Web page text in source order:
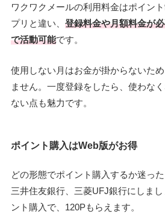
ワクワクメールの利用料金はポイン
プリと違い、 登録料金や月額料金が
で活動可能です。
使用しない月はお金が掛からないた
ません。一度登録をしたら、使わな
ない点も魅力です。
ポイント購入はWeb版がお得
どの形態でポイント購入するか迷った
三井住友銀行、三菱UFJ銀行にしま
ント購入で、120Pもらえます。